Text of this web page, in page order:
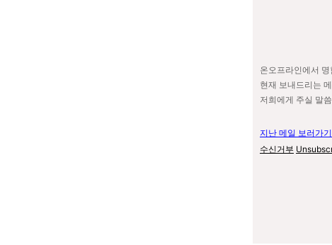
온오프라인에서
현재 보내드리는
저희에게 주실 말
지난 메일 보러가기
수신거부